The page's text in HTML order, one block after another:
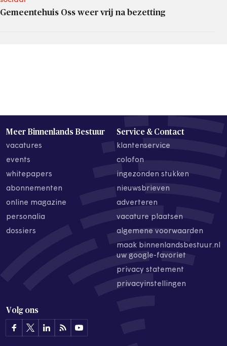
Gemeentehuis Oss weer vrij na bezetting
Meer Binnenlands Bestuur
vacatures
events
whitepapers
abonnementen
online magazine
personalia
dossiers
Service & Contact
klantenservice
colofon
ingezonden stukken
nieuwsbrieven
adverteren
vacature plaatsen
algemene voorwaarden
maak binnenlandsbestuur.nl
uw google-favoriet
privacy statement
privacyinstellingen
Volg ons